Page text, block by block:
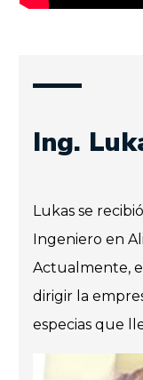
Ing.
Lukas se
Ingeniero en
Actualmente,
dirigir la
especias que